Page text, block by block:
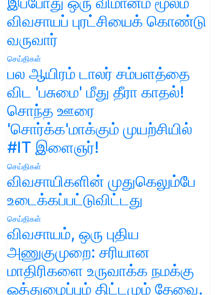
விவசாயப் புரட்சியைக் கொண்டு
வருவார்
செய்திகள்
பல ஆயிரம் டாலர் சம்பளத்தை
விட 'பசுமை' மீது தீரா காதல்!
சொந்த ஊரை
'சொர்க்க'மாக்கும் முயற்சியில்
#IT இளைஞர்!
செய்திகள்
விவசாயிகளின் முதுகெலும்பே
உடைக்கப்பட்டுவிட்டது
செய்திகள்
விவசாயம், ஒரு புதிய
அணுகுமுறை: சரியான
மாதிரிகளை உருவாக்க நமக்கு
ஒத்துழைப்பும் திட்டமும் தேவை.